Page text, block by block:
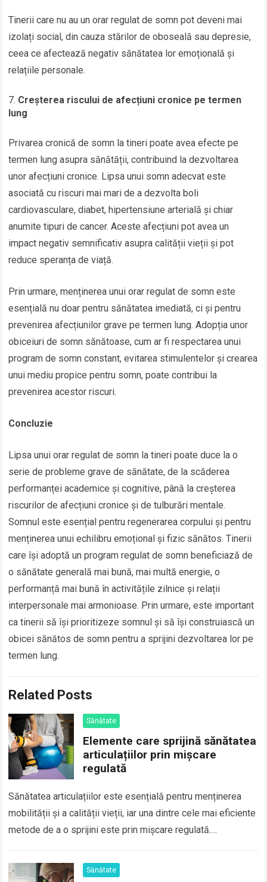
Tinerii care nu au un orar regulat de somn pot deveni mai
izolați social, din cauza stărilor de oboseală sau depresie,
ceea ce afectează negativ sănătatea lor emoțională și
relațiile personale.
Creșterea riscului de afecțiuni cronice pe termen
lung
Privarea cronică de somn la tineri poate avea efecte pe
termen lung asupra sănătății, contribuind la dezvoltarea
unor afecțiuni cronice. Lipsa unui somn adecvat este
asociată cu riscuri mai mari de a dezvolta boli
cardiovasculare, diabet, hipertensiune arterială și chiar
anumite tipuri de cancer. Aceste afecțiuni pot avea un
impact negativ semnificativ asupra calității vieții și pot
reduce speranța de viață.
Prin urmare, menținerea unui orar regulat de somn este
esențială nu doar pentru sănătatea imediată, ci și pentru
prevenirea afecțiunilor grave pe termen lung. Adopția unor
obiceiuri de somn sănătoase, cum ar fi respectarea unui
program de somn constant, evitarea stimulentelor și crearea
unui mediu propice pentru somn, poate contribui la
prevenirea acestor riscuri.
Concluzie
Lipsa unui orar regulat de somn la tineri poate duce la o
serie de probleme grave de sănătate, de la scăderea
performanței academice și cognitive, până la creșterea
riscurilor de afecțiuni cronice și de tulburări mentale.
Somnul este esențial pentru regenerarea corpului și pentru
menținerea unui echilibru emoțional și fizic sănătos. Tinerii
care își adoptă un program regulat de somn beneficiază de
o sănătate generală mai bună, mai multă energie, o
performanță mai bună în activitățile zilnice și relații
interpersonale mai armonioase. Prin urmare, este important
ca tinerii să își prioritizeze somnul și să își construiască un
obicei sănătos de somn pentru a sprijini dezvoltarea lor pe
termen lung.
Related Posts
Sănătate
Elemente care sprijină sănătatea
articulațiilor prin mișcare
regulată
Sănătatea articulațiilor este esențială pentru menținerea
mobilității și a calității vieții, iar una dintre cele mai eficiente
metode de a o sprijini este prin mișcare regulată.
Sănătate